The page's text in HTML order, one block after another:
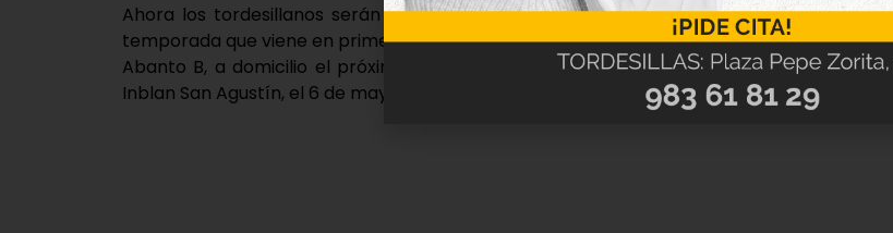
Ahora los tordesillanos serán jueces de la liga para ver qué equipos le acompañan la
temporada que viene en primera, además de intentar buscar el pleno de victorias ante el
Abanto B, a domicilio el próximo 29 de abril, y cerrando la temporada en casa ante el
Inblan San Agustín, el 6 de mayo.